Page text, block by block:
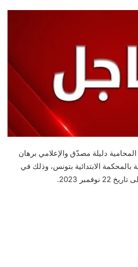
دليلة مصدّق والإعلامي برهان
بالمحكمة الابتدائية بتونس، وذلك في
2023.